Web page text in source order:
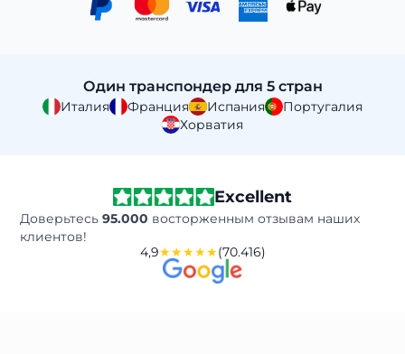
Один транспондер для 5 стран
Италия Франция Испания
Португалия
Хорватия
Excellent
Доверьтесь 95.000 восторженным отзывам наших
клиентов!
4,9★★★★★(70.416)